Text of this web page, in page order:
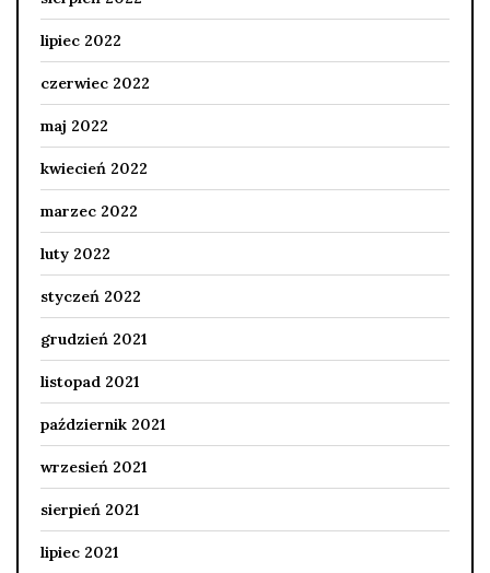
lipiec 2022
czerwiec 2022
maj 2022
kwiecień 2022
marzec 2022
luty 2022
styczeń 2022
grudzień 2021
listopad 2021
październik 2021
wrzesień 2021
sierpień 2021
lipiec 2021